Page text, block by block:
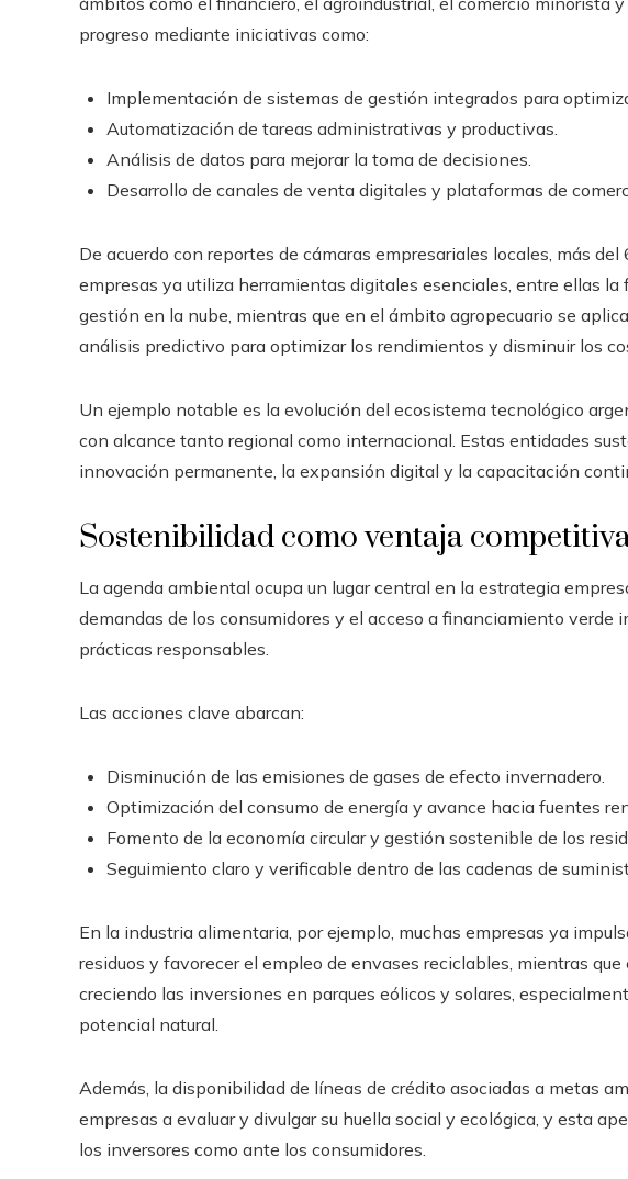
progreso mediante iniciativas como:
Implementación de sistemas de gestión integrados para
Automatización de tareas administrativas y productivas.
Análisis de datos para mejorar la toma de decisiones.
Desarrollo de canales de venta digitales y plataformas de
De acuerdo con reportes de cámaras empresariales locales, más
empresas ya utiliza herramientas digitales esenciales, entre ellas
gestión en la nube, mientras que en el ámbito agropecuario se
análisis predictivo para optimizar los rendimientos y disminuir los
Un ejemplo notable es la evolución del ecosistema tecnológico
con alcance tanto regional como internacional. Estas entidades
innovación permanente, la expansión digital y la capacitación
Sostenibilidad como ventaja
La agenda ambiental ocupa un lugar central en la estrategia
demandas de los consumidores y el acceso a financiamiento verde
prácticas responsables.
Las acciones clave abarcan:
Disminución de las emisiones de gases de efecto invernadero.
Optimización del consumo de energía y avance hacia fuentes
Fomento de la economía circular y gestión sostenible de los
Seguimiento claro y verificable dentro de las cadenas de
En la industria alimentaria, por ejemplo, muchas empresas ya
residuos y favorecer el empleo de envases reciclables, mientras
creciendo las inversiones en parques eólicos y solares,
potencial natural.
Además, la disponibilidad de líneas de crédito asociadas a metas
empresas a evaluar y divulgar su huella social y ecológica, y esta
los inversores como ante los consumidores.